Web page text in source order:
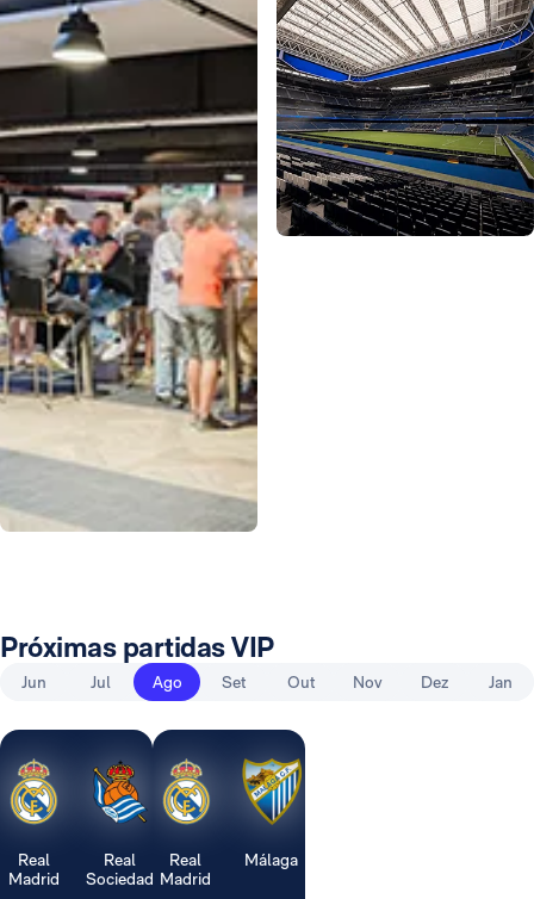
Próximas partidas VIP
Jun Jul Ago Set Out Nov Dez Jan
Real
Madrid
Real
Sociedad
Real
Madrid
Málaga